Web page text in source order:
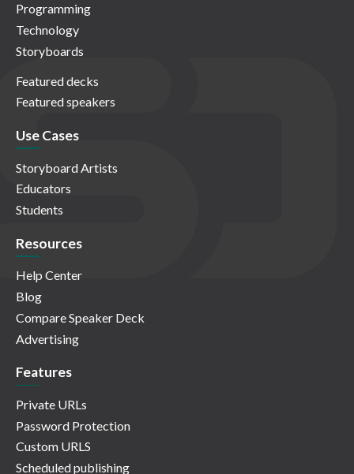
Programming
Technology
Storyboards
Featured decks
Featured speakers
Use Cases
Storyboard Artists
Educators
Students
Resources
Help Center
Blog
Compare Speaker Deck
Advertising
Features
Private URLs
Password Protection
Custom URLS
Scheduled publishing